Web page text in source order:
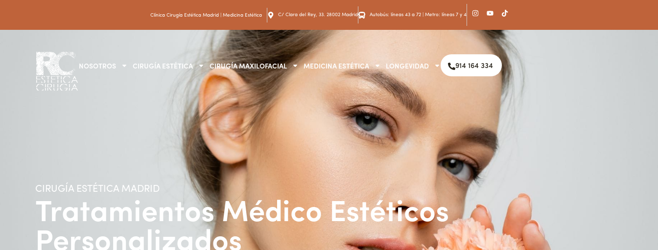
Clínica Cirugía Estética Madrid | Medicina Estética C/ Clara del Rey, 33. 28002 Madrid Autobús: líneas 43 a 72 | Metro: líneas 7 y 4
NOSOTROS CIRUGÍA ESTÉTICA CIRUGÍA MAXILOFACIAL MEDICINA ESTÉTICA LONGEVIDAD 914 164 334
CIRUGÍA ESTÉTICA MADRID
Tratamientos Médico Estéticos
Personalizados